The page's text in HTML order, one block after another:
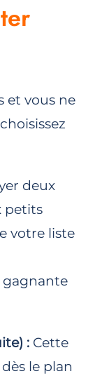
et vous ne
deux
petits
votre liste
:Cette
le plan